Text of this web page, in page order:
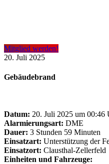
Mitglied werden!
20. Juli 2025
Gebäudebrand
Datum: 20. Juli 2025 um 00:46
Alarmierungsart: DME
Dauer: 3 Stunden 59 Minuten
Einsatzart: Unterstützung der
Einsatzort: Clausthal-Zellerfeld
Einheiten und Fahrzeuge: